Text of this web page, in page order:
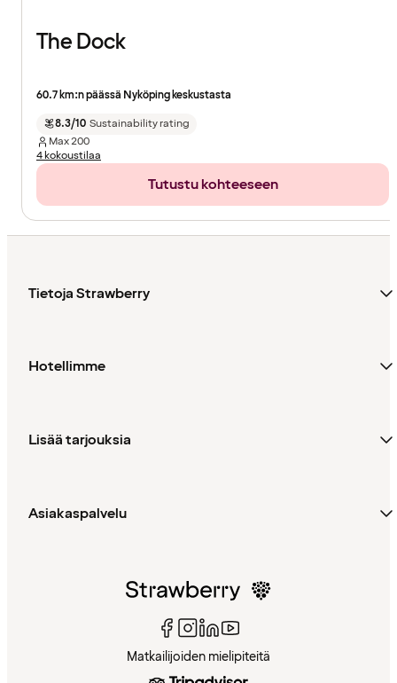
The Dock
60.7 km:n päässä Nyköping keskustasta
8.3/10 Sustainability rating
Max200
4 kokoustilaa
Tutustu kohteeseen
Tietoja Strawberry
Hotellimme
Lisää tarjouksia
Asiakaspalvelu
Matkailijoiden mielipiteitä